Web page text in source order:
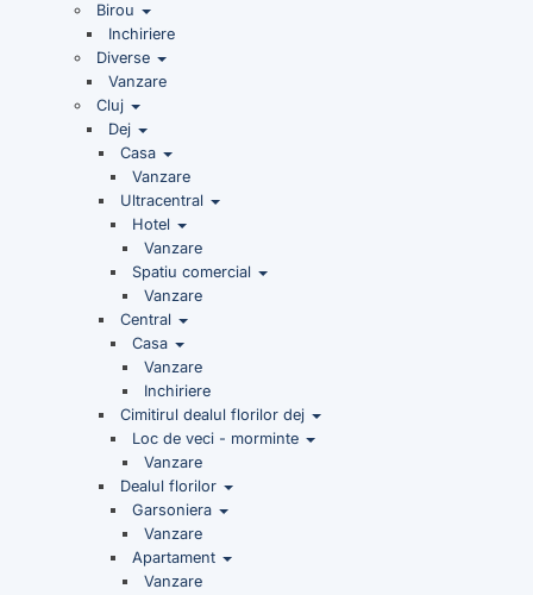
Birou
Inchiriere
Diverse
Vanzare
Cluj
Dej
Casa
Vanzare
Ultracentral
Hotel
Vanzare
Spatiu comercial
Vanzare
Central
Casa
Vanzare
Inchiriere
Cimitirul dealul florilor dej
Loc de veci - morminte
Vanzare
Dealul florilor
Garsoniera
Vanzare
Apartament
Vanzare